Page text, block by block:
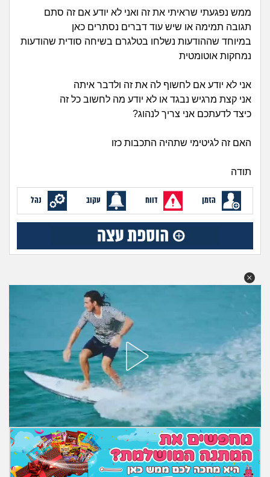
הורות ומשפחה
מהבקו"ם... ועד מתי?!
בית, שכנים ושותפים
מה שעובר עליי
פיננסי וכלכלה
בין הסדינים
חיות מחמד
יוקר המחיה
גאווה
ממש נפגעתי שראיתי את זה ואני לא יודע אם זה סתם
תגובה תמימה או שיש עוד דברים נסתרים כאן
במיוחד שההודעות נשלחו בטלגרם בשיחה סודית שהודעות
נמחקות אוטומטית
אני לא יודע אם לחשוף לה את זה ולדבר איתה
אני קצת מרגיש נבגד או לא יודע מה לחשוב כל זה
כיצד לדעתכם אני צריך לנהוג?
האם זה לגיטימי שתהיה התכבות כזו
תודה
הזמן דווח עקוב נהל